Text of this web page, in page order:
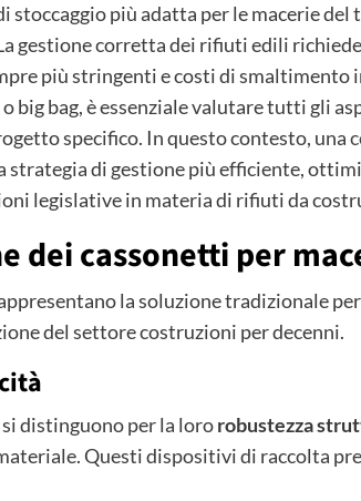
stoccaggio più adatta per le macerie del
gestione corretta dei rifiuti edili
più stringenti e costi di smaltimento
big bag, è essenziale valutare tutti gli
specifico. In questo contesto, una
di gestione più efficiente,
legislative in materia di rifiuti da
dei cassonetti per
la soluzione tradizionale
del settore costruzioni per decenni.
distinguono per la lororobustezza
Questi dispositivi di raccolta